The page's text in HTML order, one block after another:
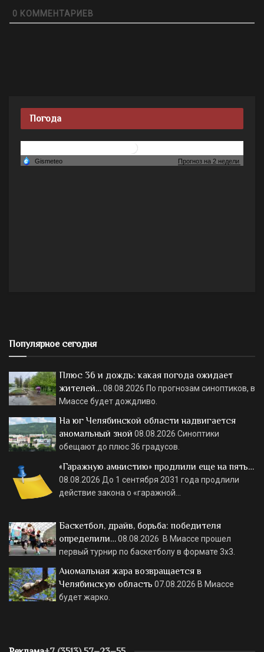
0 КОММЕНТАРИЕВ
Погода
Популярное сегодня
Плюс 36 и дождь: какая погода ожидает
жителей…08.08.2026 По прогнозам синоптиков, в
Миассе будет дождливо.
На юг Челябинской области надвигается
аномальный зной 08.08.2026 Синоптики
обещают до плюс 36 градусов.
«Гаражную амнистию» продлили еще на пять…
08.08.2026 До 1 сентября 2031 года продлили
действие закона о «гаражной…
Баскетбол, драйв, борьба: победителя
определили…08.08.2026 В Миассе прошел
первый турнир по баскетболу в формате 3х3.
Аномальная жара возвращается в
Челябинскую область 07.08.2026 В Миассе
будет жарко.